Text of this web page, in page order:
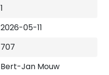
1
2026-05-11
707
Bert-Jan Mouw